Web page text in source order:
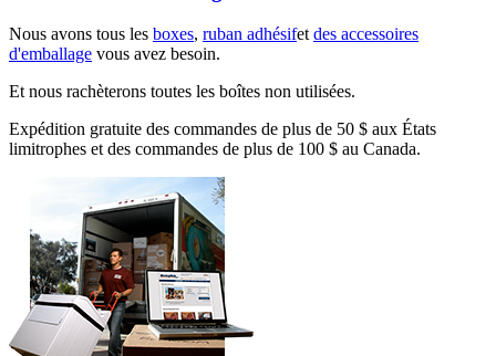
Nous avons tous les boxes, ruban adhésifet des accessoires
d'emballage vous avez besoin.
Et nous rachèterons toutes les boîtes non utilisées.
Expédition gratuite des commandes de plus de 50 $ aux États
limitrophes et des commandes de plus de 100 $ au Canada.